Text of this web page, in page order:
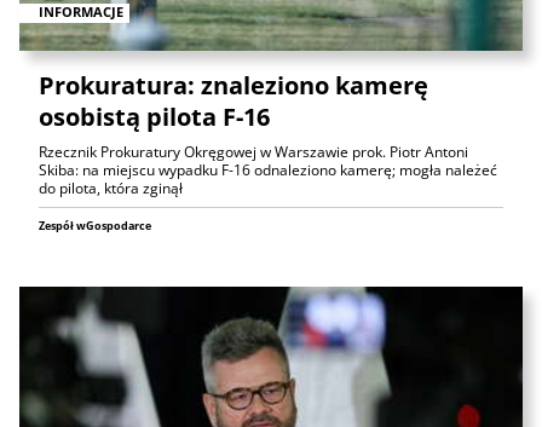
INFORMACJE
Prokuratura: znaleziono kamerę
osobistą pilota F-16
Rzecznik Prokuratury Okręgowej w Warszawie prok. Piotr Antoni
Skiba: na miejscu wypadku F-16 odnaleziono kamerę; mogła należeć
do pilota, która zginął
Zespół wGospodarce